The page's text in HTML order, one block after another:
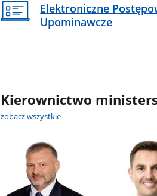
Elektroniczne
Upominawcze
Kierownictwo
zobacz wszystkie